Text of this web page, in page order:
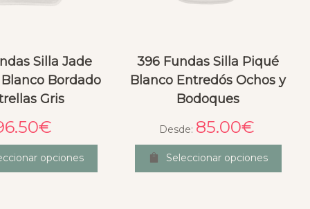
Silla Jade
Bordado
Gris
€
opciones
396 Fundas Silla Piqué
Blanco Entredós Ochos y
Bodoques
Desde: 85.00€
Seleccionar opciones